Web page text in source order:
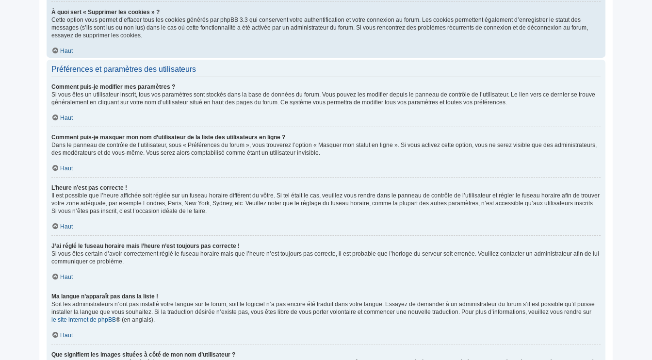
À quoi sert « Supprimer les cookies » ?
Cette option vous permet d’effacer tous les cookies générés par phpBB 3.3 qui conservent votre authentification et votre connexion au forum. Les cookies permettent également d’enregistrer le statut des
messages (s’ils sont lus ou non lus) dans le cas où cette fonctionnalité a été activée par un administrateur du forum. Si vous rencontrez des problèmes récurrents de connexion et de déconnexion au forum,
essayez de supprimer les cookies.
Haut
Préférences et paramètres des utilisateurs
Comment puis-je modifier mes paramètres ?
Si vous êtes un utilisateur inscrit, tous vos paramètres sont stockés dans la base de données du forum. Vous pouvez les modifier depuis le panneau de contrôle de l’utilisateur. Le lien vers ce dernier se trouve
généralement en cliquant sur votre nom d’utilisateur situé en haut des pages du forum. Ce système vous permettra de modifier tous vos paramètres et toutes vos préférences.
Haut
Comment puis-je masquer mon nom d’utilisateur de la liste des utilisateurs en ligne ?
Dans le panneau de contrôle de l’utilisateur, sous « Préférences du forum », vous trouverez l’option « Masquer mon statut en ligne ». Si vous activez cette option, vous ne serez visible que des administrateurs,
des modérateurs et de vous-même. Vous serez alors comptabilisé comme étant un utilisateur invisible.
Haut
L’heure n’est pas correcte !
Il est possible que l’heure affichée soit réglée sur un fuseau horaire différent du vôtre. Si tel était le cas, veuillez vous rendre dans le panneau de contrôle de l’utilisateur et régler le fuseau horaire afin de trouver
votre zone adéquate, par exemple Londres, Paris, New York, Sydney, etc. Veuillez noter que le réglage du fuseau horaire, comme la plupart des autres paramètres, n’est accessible qu’aux utilisateurs inscrits.
Si vous n’êtes pas inscrit, c’est l’occasion idéale de le faire.
Haut
J’ai réglé le fuseau horaire mais l’heure n’est toujours pas correcte !
Si vous êtes certain d’avoir correctement réglé le fuseau horaire mais que l’heure n’est toujours pas correcte, il est probable que l’horloge du serveur soit erronée. Veuillez contacter un administrateur afin de lui
communiquer ce problème.
Haut
Ma langue n’apparaît pas dans la liste !
Soit les administrateurs n’ont pas installé votre langue sur le forum, soit le logiciel n’a pas encore été traduit dans votre langue. Essayez de demander à un administrateur du forum s’il est possible qu’il puisse
installer la langue que vous souhaitez. Si la traduction désirée n’existe pas, vous êtes libre de vous porter volontaire et commencer une nouvelle traduction. Pour plus d’informations, veuillez vous rendre sur
le site internet de phpBB® (en anglais).
Haut
Que signifient les images situées à côté de mon nom d’utilisateur ?